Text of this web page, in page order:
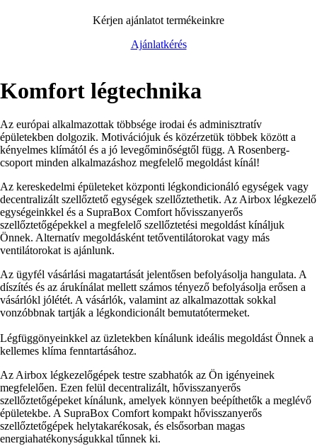
Kérjen ajánlatot termékeinkre
Ajánlatkérés
Komfort légtechnika
Az európai alkalmazottak többsége irodai és adminisztratív
épületekben dolgozik. Motivációjuk és közérzetük többek között a
kényelmes klímától és a jó levegőminőségtől függ. A Rosenberg-
csoport minden alkalmazáshoz megfelelő megoldást kínál!
Az kereskedelmi épületeket központi légkondicionáló egységek vagy
decentralizált szellőztető egységek szellőztethetik. Az Airbox légkezelő
egységeinkkel és a SupraBox Comfort hővisszanyerős
szellőztetőgépekkel a megfelelő szellőztetési megoldást kínáljuk
Önnek. Alternatív megoldásként tetőventilátorokat vagy más
ventilátorokat is ajánlunk.
Az ügyfél vásárlási magatartását jelentősen befolyásolja hangulata. A
díszítés és az árukínálat mellett számos tényező befolyásolja erősen a
vásárlókl jólétét. A vásárlók, valamint az alkalmazottak sokkal
vonzóbbnak tartják a légkondicionált bemutatótermeket.
Légfüggönyeinkkel az üzletekben kínálunk ideális megoldást Önnek a
kellemes klíma fenntartásához.
Az Airbox légkezelőgépek testre szabhatók az Ön igényeinek
megfelelően. Ezen felül decentralizált, hővisszanyerős
szellőztetőgépeket kínálunk, amelyek könnyen beépíthetők a meglévő
épületekbe. A SupraBox Comfort kompakt hővisszanyerős
szellőztetőgépek helytakarékosak, és elsősorban magas
energiahatékonyságukkal tűnnek ki.